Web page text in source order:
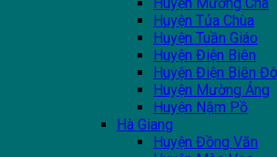
Huyện Tủa Chùa
Huyện Tuần Giáo
Huyện Điện Biên
Huyện Điện Biên
Huyện Mường Ảng
Huyện Nậm Pồ
Hà Giang
Huyện Đồng Văn